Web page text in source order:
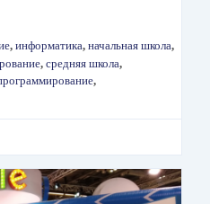
, информатика, начальная школа,
, средняя школа,
,